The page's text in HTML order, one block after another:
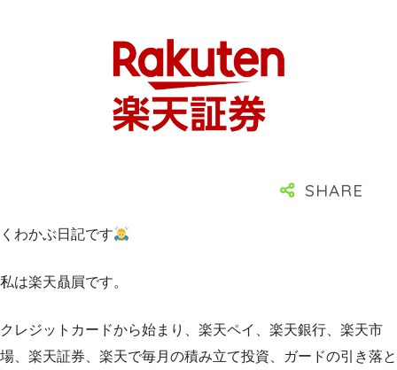
くわかぶ日記です
私は楽天贔屓です。
クレジットカードから始まり、楽天ペイ、楽天銀行、楽天市
場、楽天証券、楽天で毎月の積み立て投資、ガードの引き落と